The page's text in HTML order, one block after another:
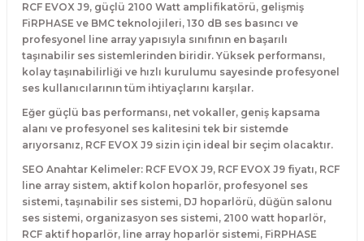
RCF EVOX J9, güçlü 2100 Watt amplifikatörü, gelişmiş
FiRPHASE ve BMC teknolojileri, 130 dB ses basıncı ve
profesyonel line array yapısıyla sınıfının en başarılı
taşınabilir ses sistemlerinden biridir. Yüksek performansı,
kolay taşınabilirliği ve hızlı kurulumu sayesinde profesyonel
ses kullanıcılarının tüm ihtiyaçlarını karşılar.
Eğer güçlü bas performansı, net vokaller, geniş kapsama
alanı ve profesyonel ses kalitesini tek bir sistemde
arıyorsanız, RCF EVOX J9 sizin için ideal bir seçim olacaktır.
SEO Anahtar Kelimeler: RCF EVOX J9, RCF EVOX J9 fiyatı, RCF
line array sistem, aktif kolon hoparlör, profesyonel ses
sistemi, taşınabilir ses sistemi, DJ hoparlörü, düğün salonu
ses sistemi, organizasyon ses sistemi, 2100 watt hoparlör,
RCF aktif hoparlör, line array hoparlör sistemi, FiRPHASE